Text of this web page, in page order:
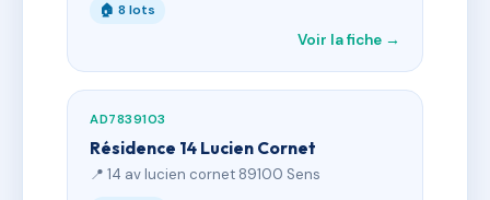
🏠 8 lots
Voir la fiche →
AD7839103
Résidence 14 Lucien Cornet
📍 14 av lucien cornet 89100 Sens